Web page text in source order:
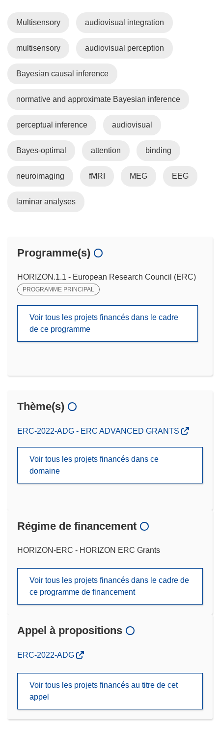
Multisensory audiovisual integration
multisensory audiovisual perception
Bayesian causal inference
normative and approximate Bayesian inference
perceptual inference audiovisual
Bayes-optimal attention binding
neuroimaging fMRI MEG EEG
laminar analyses
Programme(s)
HORIZON.1.1 - European Research Council (ERC)
PROGRAMME PRINCIPAL
Voir tous les projets financés dans le cadre
de ce programme
Thème(s)
ERC-2022-ADG - ERC ADVANCED GRANTS
Voir tous les projets financés dans ce
domaine
Régime de financement
HORIZON-ERC - HORIZON ERC Grants
Voir tous les projets financés dans le cadre de
ce programme de financement
Appel à propositions
(s’ouvre
nouvelle
fenêtre)
ERC-2022-ADG
Voir tous les projets financés au titre de cet
appel